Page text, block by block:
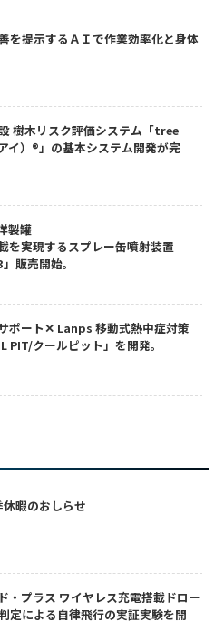
を提示するＡＩで作業効率化と身体
樹木リスク評価システム「tree
イ）®」の基本システム開発が完
製罐
を実現するスプレー缶噴射装置
販売開始。
ポート✕ Lanps 移動式熱中症対策
PIT/クールピット」を開発。
暇のおしらせ
・プラス ワイヤレス充電搭載ドロー
定による自律飛行の実証実験を開